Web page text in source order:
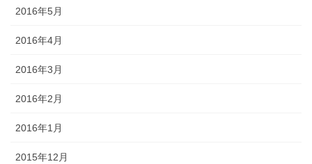
2016年5月
2016年4月
2016年3月
2016年2月
2016年1月
2015年12月